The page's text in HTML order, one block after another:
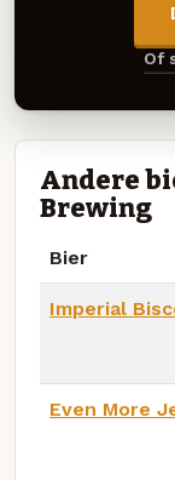
Of
Andere
Brewing
Bier
Imperial
Even More